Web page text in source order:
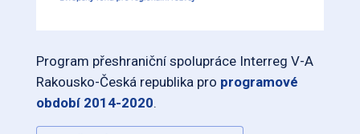
Program přeshraniční spolupráce Interreg V-A
Rakousko-Česká republika pro programové
období 2014-2020.